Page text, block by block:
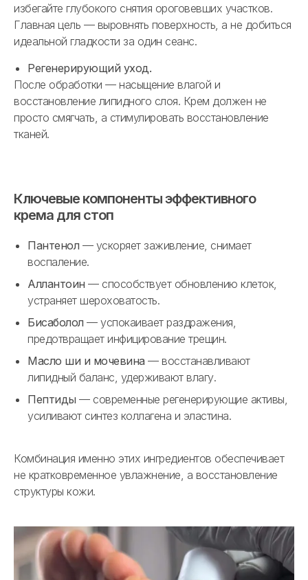
избегайте глубокого снятия ороговевших участков.
Главная цель — выровнять поверхность, а не добиться
идеальной гладкости за один сеанс.
Регенерирующий уход.
После обработки — насыщение влагой и
восстановление липидного слоя. Крем должен не
просто смягчать, а стимулировать восстановление
тканей.
Ключевые компоненты эффективного
крема для стоп
Пантенол — ускоряет заживление, снимает
воспаление.
Аллантоин — способствует обновлению клеток,
устраняет шероховатость.
Бисаболол — успокаивает раздражения,
предотвращает инфицирование трещин.
Масло ши и мочевина — восстанавливают
липидный баланс, удерживают влагу.
Пептиды — современные регенерирующие активы,
усиливают синтез коллагена и эластина.
Комбинация именно этих ингредиентов обеспечивает
не кратковременное увлажнение, а восстановление
структуры кожи.